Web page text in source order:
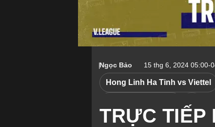
Ngọc Bảo 15 thg 6, 2024 05:00-
TRỰC TIẾP
Hong Linh Ha Tinh vs Viettel